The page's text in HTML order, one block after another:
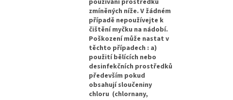
zmíněných níže. V žádném
případě nepoužívejte k
čištění myčku na nádobí.
Poškození může nastat v
těchto případech : a)
použití bělících nebo
desinfekčních prostředků
především pokud
obsahují sloučeniny
chloru (chlornany,